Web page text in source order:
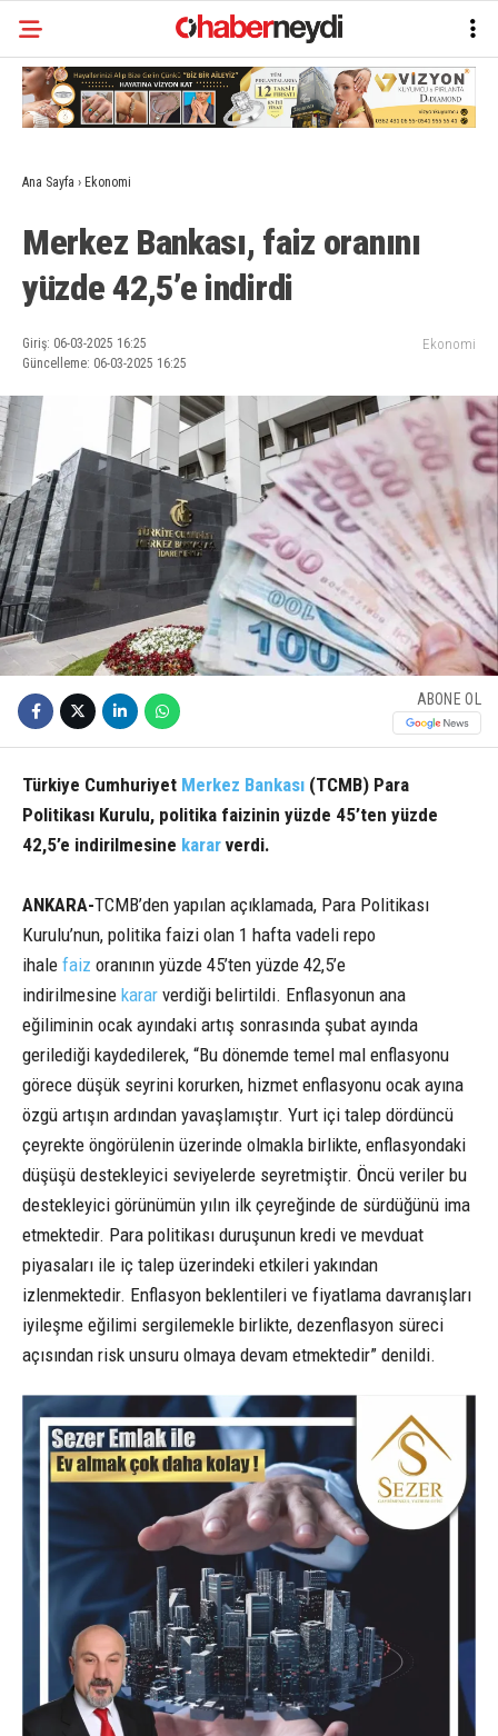
Ana Sayfa › Ekonomi
Merkez Bankası, faiz oranını
yüzde 42,5’e indirdi
Giriş: 06-03-2025 16:25
Güncelleme: 06-03-2025 16:25
Ekonomi
ABONE OL
Türkiye Cumhuriyet Merkez Bankası (TCMB) Para
Politikası Kurulu, politika faizinin yüzde 45’ten yüzde
42,5’e indirilmesine karar verdi.
ANKARA-TCMB’den yapılan açıklamada, Para Politikası
Kurulu’nun, politika faizi olan 1 hafta vadeli repo
ihale faiz oranının yüzde 45’ten yüzde 42,5’e
indirilmesine karar verdiği belirtildi. Enflasyonun ana
eğiliminin ocak ayındaki artış sonrasında şubat ayında
gerilediği kaydedilerek, “Bu dönemde temel mal enflasyonu
görece düşük seyrini korurken, hizmet enflasyonu ocak ayına
özgü artışın ardından yavaşlamıştır. Yurt içi talep dördüncü
çeyrekte öngörülenin üzerinde olmakla birlikte, enflasyondaki
düşüşü destekleyici seviyelerde seyretmiştir. Öncü veriler bu
destekleyici görünümün yılın ilk çeyreğinde de sürdüğünü ima
etmektedir. Para politikası duruşunun kredi ve mevduat
piyasaları ile iç talep üzerindeki etkileri yakından
izlenmektedir. Enflasyon beklentileri ve fiyatlama davranışları
iyileşme eğilimi sergilemekle birlikte, dezenflasyon süreci
açısından risk unsuru olmaya devam etmektedir” denildi.